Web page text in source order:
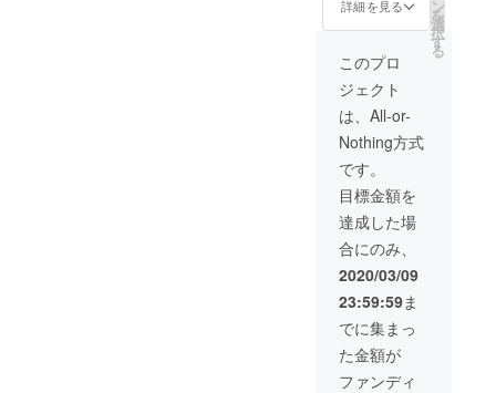
す。 ・
商品紹
介
【大】
は、A4
の１／
３以上
に写真
する予
定です
（記事
広
告）。
・お礼
のメッ
セージ
をお送
りしま
す。
詳細を見る ン
を
選
択
す
る
このプロ
ジェクト
は、All-or-
Nothing方式
です。
目標金額を
達成した場
合にのみ、
2020/03/09
23:59:59ま
でに集まっ
た金額が
ファンディ